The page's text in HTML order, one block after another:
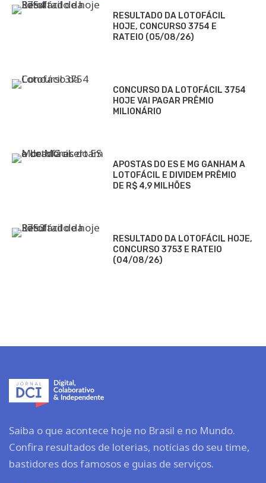
RESULTADO DA LOTOFÁCIL
HOJE, CONCURSO 3754 E
RATEIO (05/08/26)
CONCURSO DA LOTOFÁCIL 3754
HOJE VAI PAGAR PRÊMIO
MILIONÁRIO
APOSTAS DO ES E MG GANHAM A
LOTOFÁCIL E DIVIDEM PRÊMIO
DE R$ 4,9 MILHÕES
RESULTADO DA LOTOFÁCIL HOJE,
CONCURSO 3753 E RATEIO
(04/08/26)
Saiba o que acontece hoje no Brasil e no Mundo.
Confira resultados de loterias, notícias do seu time,
bastidores dos famosos e guias de serviços.